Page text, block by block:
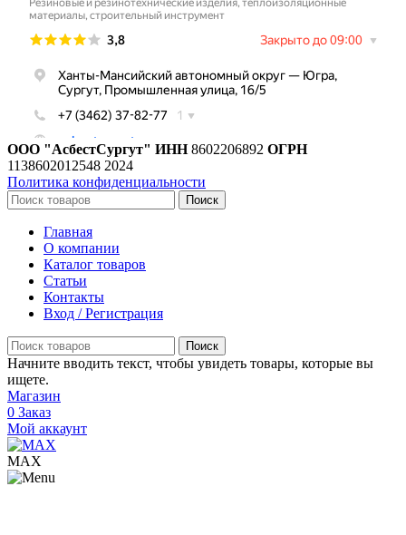
ООО "АсбестСургут" ИНН8602206892 ОГРН
1138602012548 2024
Политика конфиденциальности
Поиск
Главная
О компании
Каталог товаров
Статьи
Контакты
Вход / Регистрация
Поиск
Начните вводить текст, чтобы увидеть товары, которые вы
ищете.
Магазин
0 Заказ
Мой аккаунт
МАХ